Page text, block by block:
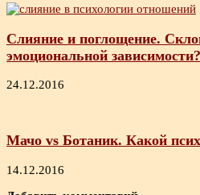
Слияние и поглощение.
эмоциональной зависимости?
24.12.2016
Мачо vs Ботаник. Какой
14.12.2016